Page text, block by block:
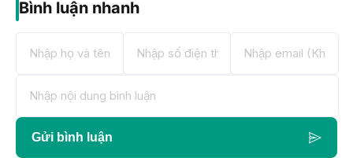
Bình luận nhanh
Gửi bình luận